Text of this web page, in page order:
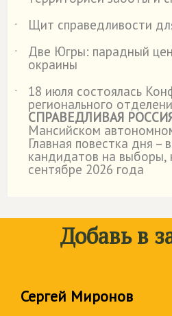
˙
Щит справедливости
˙
Две Югры: парадный
окраины
˙
18 июля состоялась
регионального
СПРАВЕДЛИВАЯ
Мансийском
Главная повестка дня –
кандидатов на выборы,
сентябре 2026 года
Добавь в
Сергей Миронов